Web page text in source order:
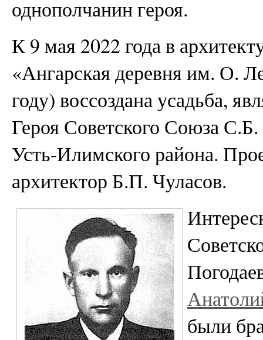
однополчанин героя.
К 9 мая 2022 года в
«Ангарская деревня им. О.
году) воссоздана усадьба,
Героя Советского Союза
Усть-Илимского района.
архитектор Б.П. Чуласов.
были